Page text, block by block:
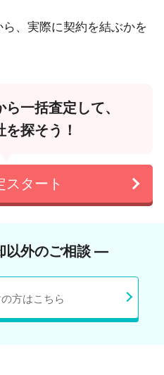
、実際に契約を結ぶかを
一括査定して、
探そう！
スタート
以外のご相談 ―
方はこちら